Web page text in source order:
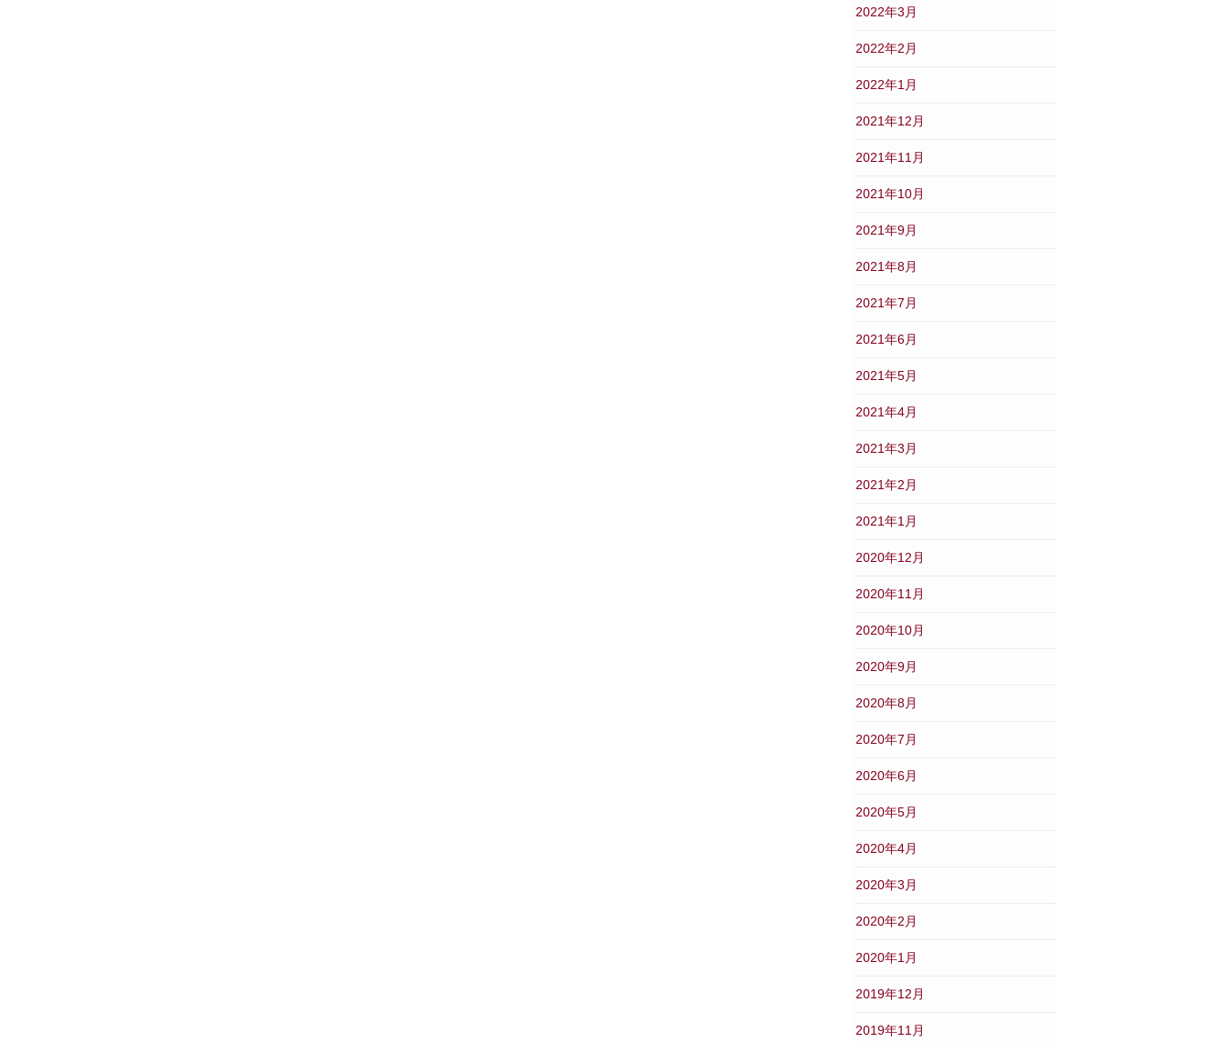
2022年3月
2022年2月
2022年1月
2021年12月
2021年11月
2021年10月
2021年9月
2021年8月
2021年7月
2021年6月
2021年5月
2021年4月
2021年3月
2021年2月
2021年1月
2020年12月
2020年11月
2020年10月
2020年9月
2020年8月
2020年7月
2020年6月
2020年5月
2020年4月
2020年3月
2020年2月
2020年1月
2019年12月
2019年11月